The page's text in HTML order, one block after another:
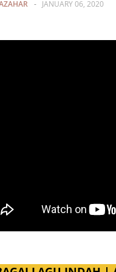
- JANUARY 06, 2020